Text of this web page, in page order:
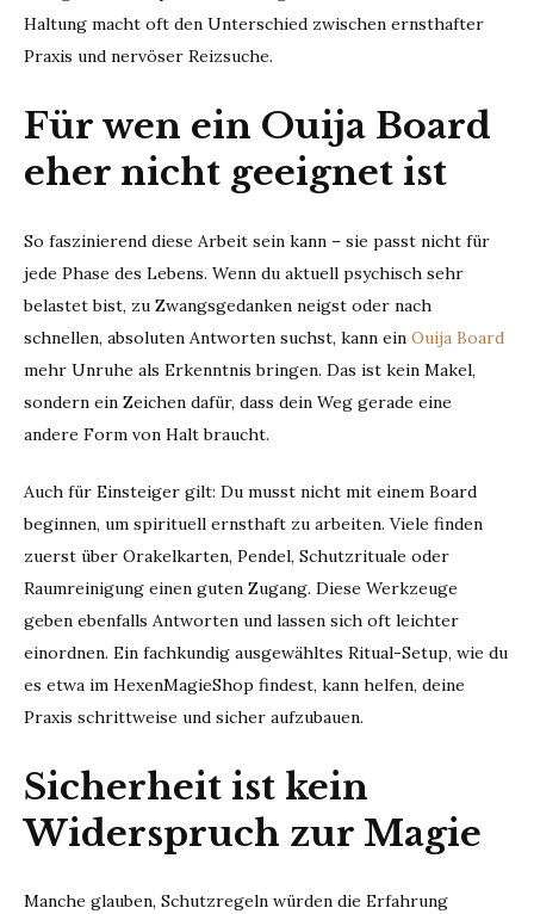
Haltung macht oft den Unterschied zwischen ernsthafter
Praxis und nervöser Reizsuche.
Für wen ein Ouija Board
eher nicht geeignet ist
So faszinierend diese Arbeit sein kann – sie passt nicht für
jede Phase des Lebens. Wenn du aktuell psychisch sehr
belastet bist, zu Zwangsgedanken neigst oder nach
schnellen, absoluten Antworten suchst, kann ein Ouija Board
mehr Unruhe als Erkenntnis bringen. Das ist kein Makel,
sondern ein Zeichen dafür, dass dein Weg gerade eine
andere Form von Halt braucht.
Auch für Einsteiger gilt: Du musst nicht mit einem Board
beginnen, um spirituell ernsthaft zu arbeiten. Viele finden
zuerst über Orakelkarten, Pendel, Schutzrituale oder
Raumreinigung einen guten Zugang. Diese Werkzeuge
geben ebenfalls Antworten und lassen sich oft leichter
einordnen. Ein fachkundig ausgewähltes Ritual-Setup, wie du
es etwa im HexenMagieShop findest, kann helfen, deine
Praxis schrittweise und sicher aufzubauen.
Sicherheit ist kein
Widerspruch zur Magie
Manche glauben, Schutzregeln würden die Erfahrung